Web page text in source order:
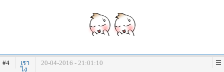
#4
เรา
ไง
20-04-2016 - 21:01:10